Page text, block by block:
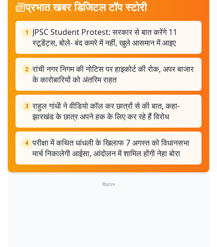
प्रभात खबर डिजिटल टॉप स्टोरी
1
JPSC Student Protest: सरकार से बात करेंगे 11
स्टूडेंट्स, बोले- बंद कमरे में नहीं, खुले आसमान में आइए
2 रांची नगर निगम की नोटिस पर हाइकोर्ट की रोक, अपर बाजार
के कारोबारियों को अंतरिम राहत
3 राहुल गांधी ने वीडियो कॉल कर छात्रों से की बात, कहा-
झारखंड के छात्र अपने हक के लिए कर रहे हैं विरोध
4 परीक्षा में कथित धांधली के खिलाफ 7 अगस्त को विधानसभा
मार्च निकालेगी आईसा, आंदोलन में शामिल होंगी नेहा बोरा
विज्ञापन